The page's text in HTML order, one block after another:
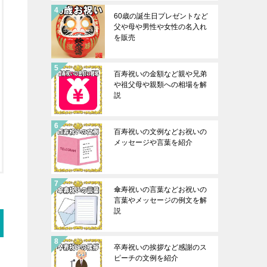
60歳の誕生日プレゼントなど
父や母や男性や女性の名入れ
を販売
百寿祝いの金額など親や兄弟
や祖父母や親類への相場を解
説
百寿祝いの文例などお祝いの
メッセージや言葉を紹介
傘寿祝いの言葉などお祝いの
言葉やメッセージの例文を解
説
卒寿祝いの挨拶など感謝のス
ピーチの文例を紹介